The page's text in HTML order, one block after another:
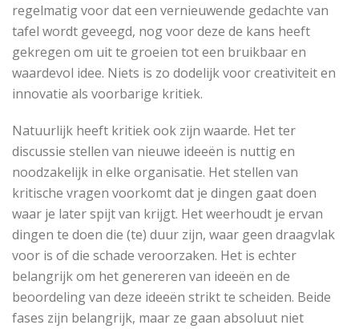
regelmatig voor dat een vernieuwende gedachte van
tafel wordt geveegd, nog voor deze de kans heeft
gekregen om uit te groeien tot een bruikbaar en
waardevol idee. Niets is zo dodelijk voor creativiteit en
innovatie als voorbarige kritiek.
Natuurlijk heeft kritiek ook zijn waarde. Het ter
discussie stellen van nieuwe ideeën is nuttig en
noodzakelijk in elke organisatie. Het stellen van
kritische vragen voorkomt dat je dingen gaat doen
waar je later spijt van krijgt. Het weerhoudt je ervan
dingen te doen die (te) duur zijn, waar geen draagvlak
voor is of die schade veroorzaken. Het is echter
belangrijk om het genereren van ideeën en de
beoordeling van deze ideeën strikt te scheiden. Beide
fases zijn belangrijk, maar ze gaan absoluut niet